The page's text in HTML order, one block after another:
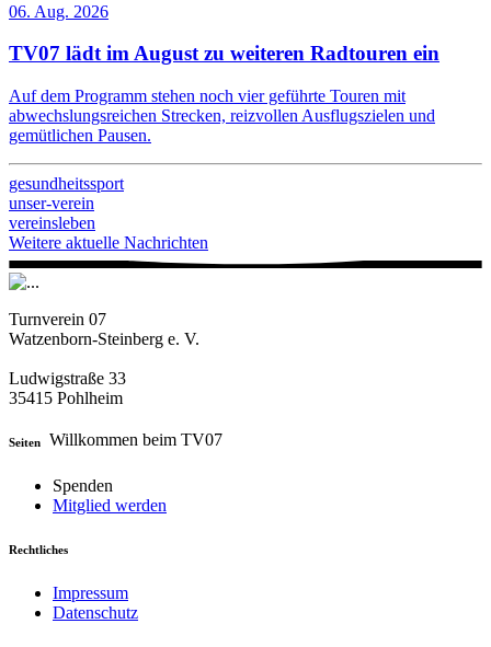
Willkommen beim TV07
06. Aug. 2026
TV07 lädt im August zu weiteren Radtouren ein
Auf dem Programm stehen noch vier geführte Touren mit
abwechslungsreichen Strecken, reizvollen Ausflugszielen und
gemütlichen Pausen.
gesundheitssport
unser-verein
vereinsleben
Weitere aktuelle Nachrichten
Turnverein 07
Watzenborn-Steinberg e. V.
Ludwigstraße 33
35415 Pohlheim
Seiten
Spenden
Mitglied werden
Rechtliches
Impressum
Datenschutz